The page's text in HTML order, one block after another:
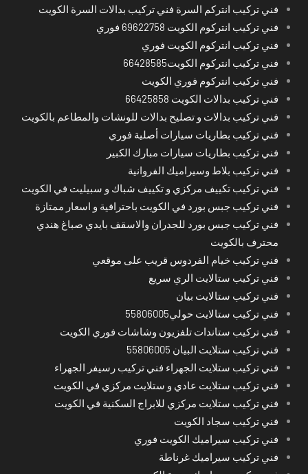
فني تركيب انتركم السرة فني تركيب بدالات السرة الكويت
فني تركيب انتركوم الكويت 69622758 فوري
فني تركيب انتركوم الكويت فوري
فني تركيب انتركوم الكويت66428585
فني تركيب انتركوم فوري الكويت
فني تركيب بدالات الكويت 66425858
فني تركيب بدالات و تصليح بدالات للونشات والمطاعم بالكويت
فني تركيب بطاريات سيارات أصلية فوري
فني تركيب بطاريات سيارات مبارك الكبير
فني تركيب بلاط وسيراميك الفروانية
فني تركيب تكييف مركزي و تكييف شباك و سبيليت في الكويت
فني تركيب جبس بورد في الكويت باحترافية و اسعار ممتازة
فني تركيب جبس بورد للجدران والاسقف بايدي صباغ هندي
محترف بالكويت
فني تركيب خيام الفردوس قريب على موقعي
فني تركيب ستالايت الري سريع
فني تركيب ستالايت بيان
فني تركيب ستالايت حولي55806005
فني تركيب ستاندات تلفزيون وشاشات فوري الكويت
فني تركيب ستلايت البيان 55806005
فني تركيب ستلايت الجهراء فني تركيب رسيفر الجهراء
فني تركيب ستلايت عادي و ستلايت مركزي في الكويت
فني تركيب ستلايت مركزي للابراج السكنية في الكويت
فني تركيب سجاد الكويت
فني تركيب سيراميك الكويت فوري
فني تركيب سيراميك غرناطة